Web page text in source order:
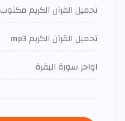
تحميل القرآن الكريم مكتوب
تحميل القرآن الكريم mp3
اواخر سورة البقرة